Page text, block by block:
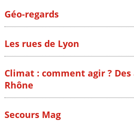
Géo-regards
Les rues de Lyon
Climat : comment agir ?
Rhône
Secours Mag